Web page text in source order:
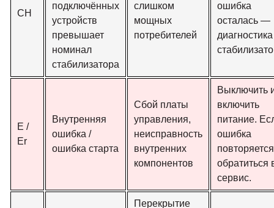
СН
подключённых
устройств
превышает
номинал
стабилизатора
слишком
мощных
потребителей
ошибка
осталась —
диагностика
E /
Er
Внутренняя
ошибка /
ошибка старта
Сбой платы
управления,
неисправность
внутренних
компонентов
Выключить
включить
питание.
ошибка
обратиться
сервис.
Перекрытие